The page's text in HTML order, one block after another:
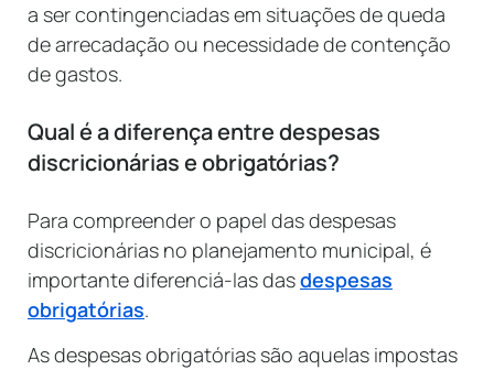
a ser contingenciadas em situações de queda
de arrecadação ou necessidade de contenção
de gastos.
Qual é a diferença entre despesas
discricionárias e obrigatórias?
Para compreender o papel das despesas
discricionárias no planejamento municipal, é
importante diferenciá-las dasdespesas
obrigatórias.
As despesas obrigatórias são aquelas impostas